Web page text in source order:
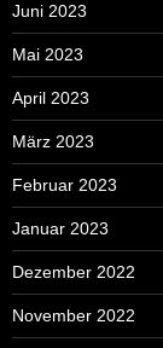
Juni 2023
Mai 2023
April 2023
März 2023
Februar 2023
Januar 2023
Dezember 2022
November 2022